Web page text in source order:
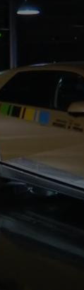
21:49
”scos
lăsat